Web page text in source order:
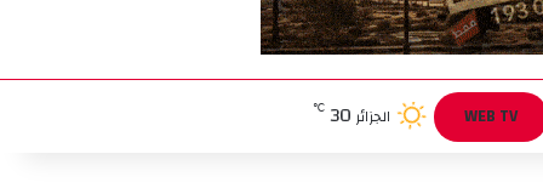
WEB TV الجزائر 30
℃